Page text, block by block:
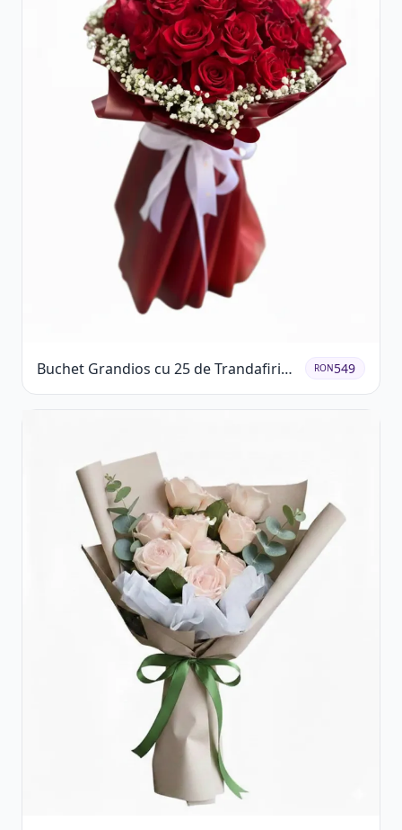
Buchet Grandios cu 25 de Trandafiri
Roșii
RON549